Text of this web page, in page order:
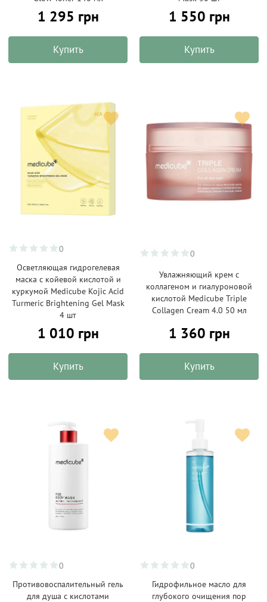
1 295 грн
Купить
1 550 грн
Купить
0
Осветляющая гидрогелевая
маска с койевой кислотой и
куркумой Medicube Kojic Acid
Turmeric Brightening Gel Mask
4 шт
1 010 грн
Купить
0
Увлажняющий крем с
коллагеном и гиалуроновой
кислотой Medicube Triple
Collagen Cream 4.0 50 мл
1 360 грн
Купить
0
Противовоспалительный гель
для душа с кислотами
0
Гидрофильное масло для
глубокого очищения пор